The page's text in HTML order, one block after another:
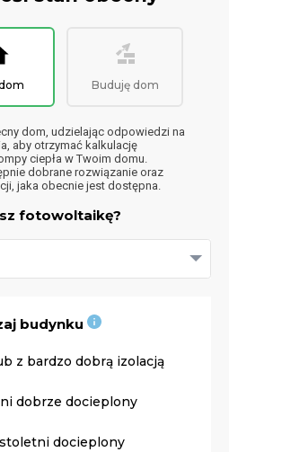
Buduję dom
dom, udzielając odpowiedzi na
aby otrzymać kalkulację
ciepła w Twoim domu.
dobrane rozwiązanie oraz
jaka obecnie jest dostępna.
fotowoltaikę?
budynku
z bardzo dobrą izolacją
dobrze docieplony
docieplony